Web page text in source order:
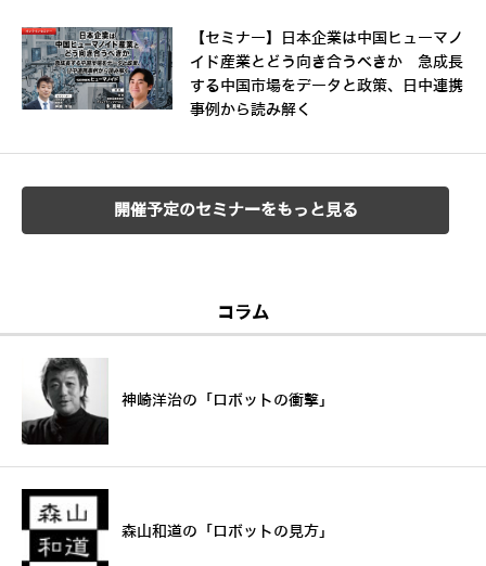
【セミナー】日本企業は中国ヒューマノ
イド産業とどう向き合うべきか 急成長
する中国市場をデータと政策、日中連携
事例から読み解く
開催予定のセミナーをもっと見る
コラム
神崎洋治の「ロボットの衝撃」
森山和道の「ロボットの見方」